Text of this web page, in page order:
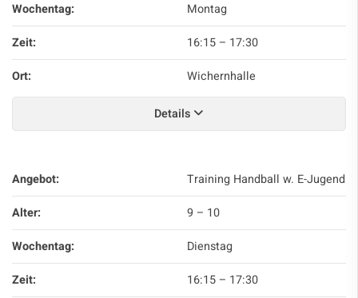
Wochentag:
Montag
Zeit:
16:15 – 17:30
Ort:
Wichernhalle
Details
Angebot:
Training Handball w. E-Jugend
Alter:
9 – 10
Wochentag:
Dienstag
Zeit:
16:15 – 17:30